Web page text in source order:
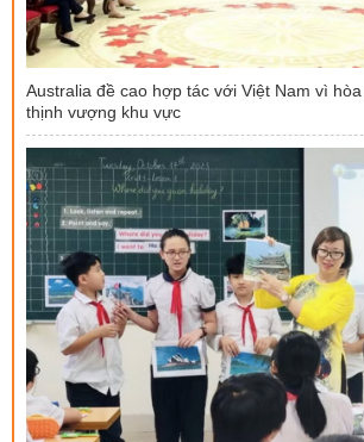
Australia đề cao hợp tác với Việt Nam vì
thịnh vượng khu vực